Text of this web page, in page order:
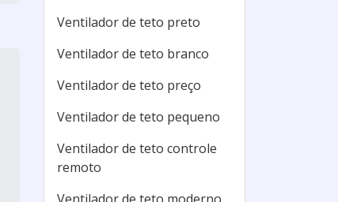
Ventilador de teto preto
Ventilador de teto branco
Ventilador de teto preço
Ventilador de teto pequeno
Ventilador de teto controle
remoto